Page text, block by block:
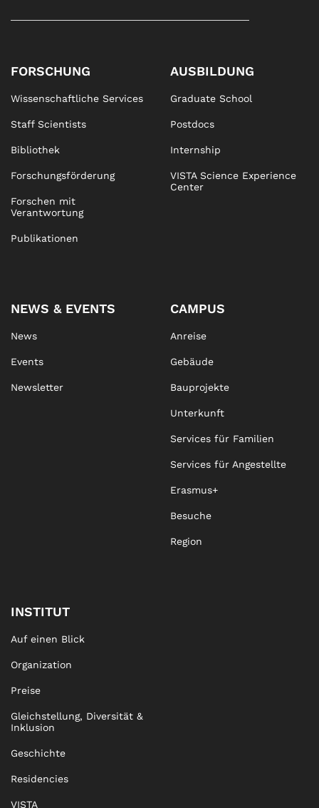
FORSCHUNG
Wissenschaftliche Services
Staff Scientists
Bibliothek
Forschungsförderung
Forschen mit
Verantwortung
Publikationen
AUSBILDUNG
Graduate School
Postdocs
Internship
VISTA Science Experience
Center
NEWS & EVENTS
News
Events
Newsletter
CAMPUS
Anreise
Gebäude
Bauprojekte
Unterkunft
Services für Familien
Services für Angestellte
Erasmus+
Besuche
Region
INSTITUT
Auf einen Blick
Organization
Preise
Gleichstellung, Diversität &
Inklusion
Geschichte
Residencies
VISTA